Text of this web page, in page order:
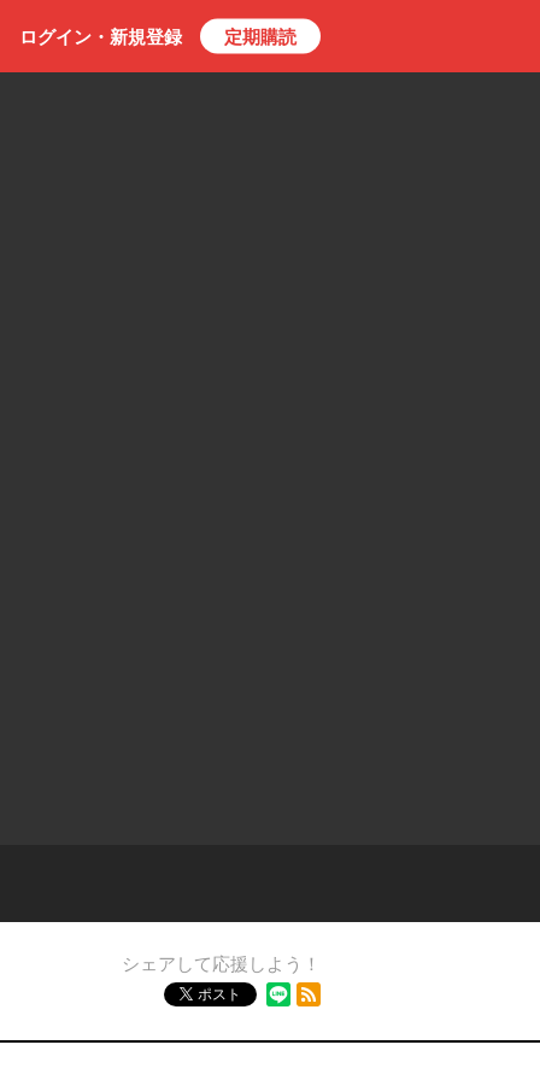
ログイン・ 新規登録 定期購読
シェアして応援しよう！
ポスト